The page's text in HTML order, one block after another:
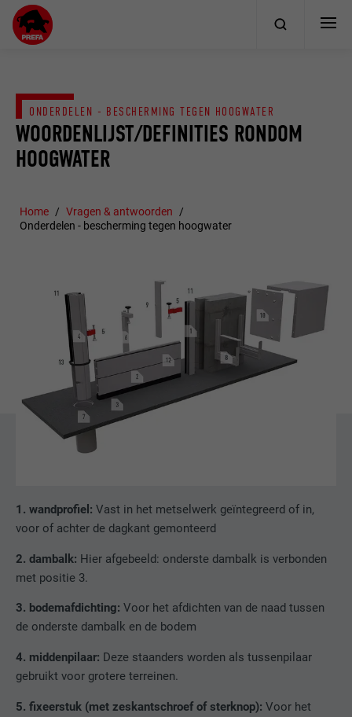
WOORDENLIJST/DEFINITIES RONDOM
HOOGWATER
ONDERDELEN - BESCHERMING TEGEN HOOGWATER
Home
Vragen & antwoorden
Onderdelen - bescherming tegen hoogwater
1. wandprofiel:Vast in het metselwerk geïntegreerd of in,
voor of achter de dagkant gemonteerd
2. dambalk: Hier afgebeeld: onderste dambalk is verbonden
met positie 3.
3. bodemafdichting: Voor het afdichten van de naad tussen
de onderste dambalk en de bodem
4. middenpilaar: Deze staanders worden als tussenpilaar
gebruikt voor grotere terreinen.
5. fixeerstuk (met zeskantschroef of sterknop):Voor het